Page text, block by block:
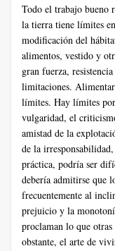
Todo el trabajo bueno
la tierra tiene límites
modificación del
alimentos, vestido y
gran fuerza,
limitaciones.
límites. Hay límites
vulgaridad, el
amistad de la
de la
práctica, podría ser
debería admitirse que
frecuentemente al
prejuicio y la
proclaman lo que
obstante, el arte de